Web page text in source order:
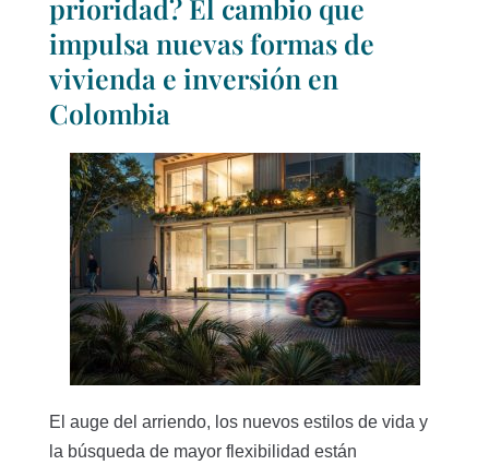
prioridad? El cambio que
impulsa nuevas formas de
vivienda e inversión en
Colombia
El auge del arriendo, los nuevos estilos de vida y
la búsqueda de mayor flexibilidad están